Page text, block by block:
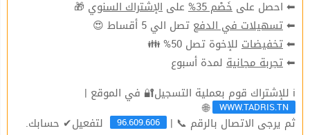
⬅ احصل على خَصْم 35% على الإشتراك السنوي 🎁
⬅تسهيلات في الدفع تصل الي 5 أقساط 😍
⬅تخفيضات للإخوة تصل 50% 👪
⬅تجربة مجانية لمدة أسبوع
ℹ للإشتراك قوم بعملية التسجيل🔐 في الموقع |
WWW.TADRIS.TN
🌐
ثم يرجى الاتصال بالرقم 📞 | 96.609.606 لتفعيل✔ حسابك.